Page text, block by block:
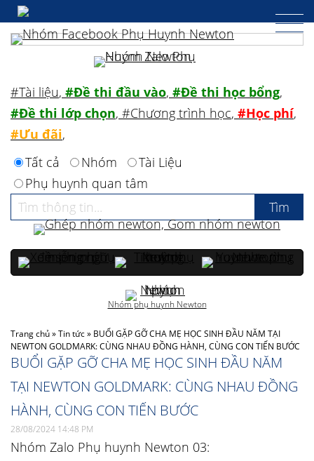
Trang chủ»Tin tức» BUỔI GẶP GỠ CHA MẸ HỌC SINH ĐẦU NĂM TẠI
NEWTON GOLDMARK: CÙNG NHAU ĐỒNG HÀNH, CÙNG CON TIẾN BƯỚC
BUỔI GẶP GỠ CHA MẸ HỌC SINH ĐẦU NĂM
TẠI NEWTON GOLDMARK: CÙNG NHAU ĐỒNG
HÀNH, CÙNG CON TIẾN BƯỚC
28/08/2024 14:48 PM
Nhóm Zalo Phụ huynh Newton 03:
#Tài liệu, #Đề thi đầu vào, #Đề thi học bổng,
#Đề thi lớp chọn, #Chương trình học, #Học phí,
#Ưu đãi,
Tất cả
Nhóm
Tài Liệu
Phụ huynh quan tâm
Nhóm phụ huynh Newton